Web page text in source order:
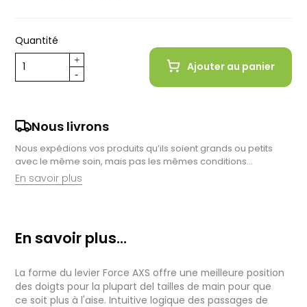
Quantité
Ajouter au panier
Nous livrons
Nous expédions vos produits qu’ils soient grands ou petits
avec le même soin, mais pas les mêmes conditions…
En savoir plus
achats à domicile, mais il est encore plus gratifiant de vous
accueillir en magasin. Commandez en ligne et récupérez vos
Pensez à préciser le lieu de retrait lors de votre commande,
et nous vous informerons dès que vos articles seront prêts à
être récupérés.
En savoir plus...
La forme du levier Force AXS offre une meilleure position
des doigts pour la plupart del tailles de main pour que
ce soit plus à l'aise. Intuitive logique des passages de